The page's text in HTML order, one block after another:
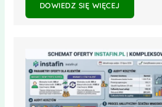
DOWIEDZ SIĘ WIĘCEJ